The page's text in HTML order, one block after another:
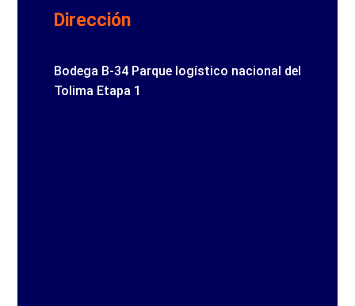
Dirección
Bodega B-34 Parque logístico nacional del
Tolima Etapa 1